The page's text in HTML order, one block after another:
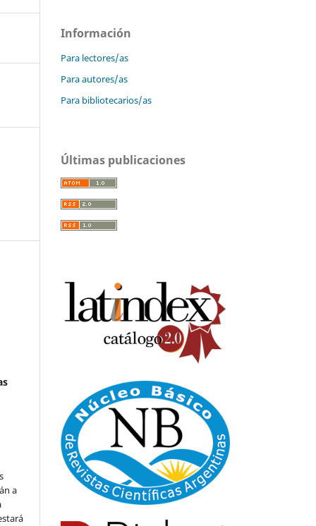
a
Información
Para lectores/as
Para autores/as
Para bibliotecarios/as
Últimas publicaciones